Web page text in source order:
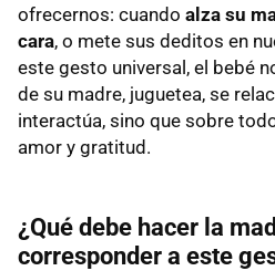
ofrecernos: cuando alza su
cara, o mete sus deditos en
este gesto universal, el bebé
de su madre, juguetea, se
interactúa, sino que sobre
amor y gratitud.
¿Qué debe hacer la
corresponder a este